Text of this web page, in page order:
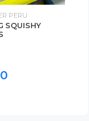
PERU
SQUISHY